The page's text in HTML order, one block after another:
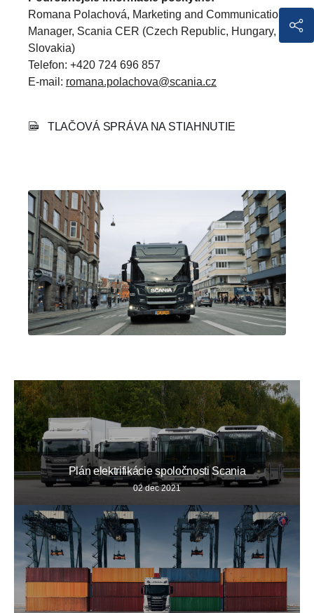
Romana Polachová, Marketing and Communication
Manager, Scania CER (Czech Republic, Hungary,
Slovakia)
Telefon: +420 724 696 857
E-mail: romana.polachova@scania.cz
TLAČOVÁ SPRÁVA NA STIAHNUTIE
Plán elektrifikácie spoločnosti Scania
02 dec 2021